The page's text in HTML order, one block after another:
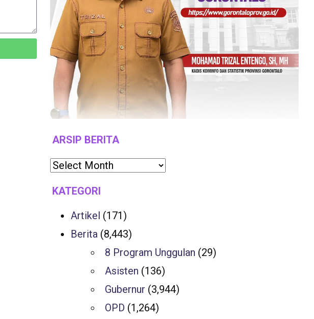
ARSIP BERITA
KATEGORI
Artikel (171)
Berita (8,443)
8 Program Unggulan (29)
Asisten (136)
Gubernur (3,944)
OPD (1,264)